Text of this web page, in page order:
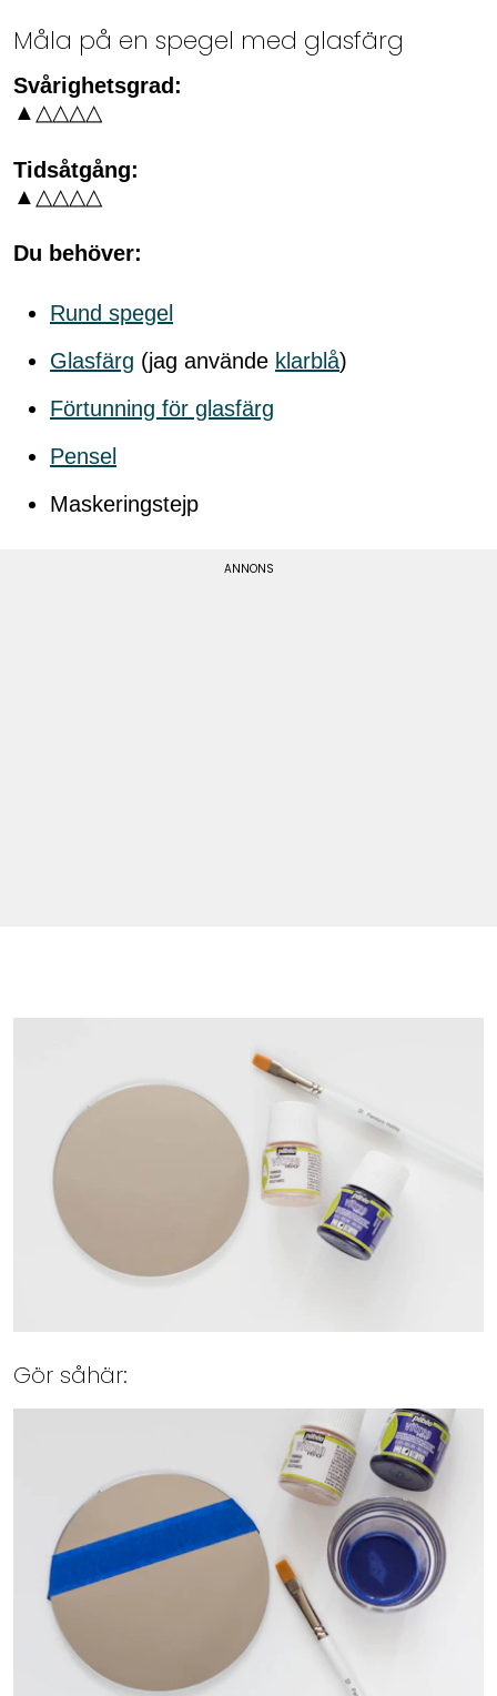
Måla på en spegel med glasfärg
Svårighetsgrad:
▲△△△△
Tidsåtgång:
▲△△△△
Du behöver:
Rund spegel
Glasfärg (jag använde klarblå)
Förtunning för glasfärg
Pensel
Maskeringstejp
Gör såhär: